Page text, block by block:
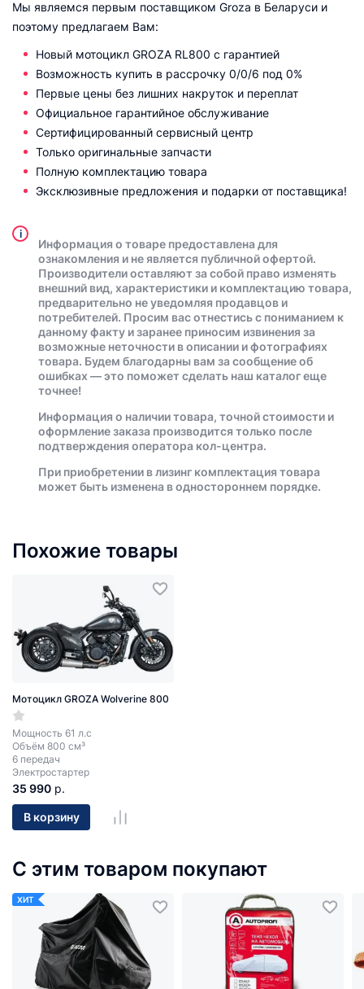
Мы являемся первым поставщиком Groza в Беларуси и
поэтому предлагаем Вам:
Новый мотоцикл GROZA RL800 с гарантией
Возможность купить в рассрочку 0/0/6 под 0%
Первые цены без лишних накруток и переплат
Официальное гарантийное обслуживание
Сертифицированный сервисный центр
Только оригинальные запчасти
Полную комплектацию товара
Эксклюзивные предложения и подарки от поставщика!
i
Информация о товаре предоставлена для
ознакомления и не является публичной офертой.
Производители оставляют за собой право изменять
внешний вид, характеристики и комплектацию товара,
предварительно не уведомляя продавцов и
потребителей. Просим вас отнестись с пониманием к
данному факту и заранее приносим извинения за
возможные неточности в описании и фотографиях
товара. Будем благодарны вам за сообщение об
ошибках — это поможет сделать наш каталог еще
точнее!
Информация о наличии товара, точной стоимости и
оформление заказа производится только после
подтверждения оператора кол-центра.
При приобретении в лизинг комплектация товара
может быть изменена в одностороннем порядке.
Похожие товары
Мотоцикл GROZA Wolverine 800
Мощность 61 л.с
Объём 800 см³
6 передач
Электростартер
35 990 р.
В корзину
С этим товаром покупают
ХИТ